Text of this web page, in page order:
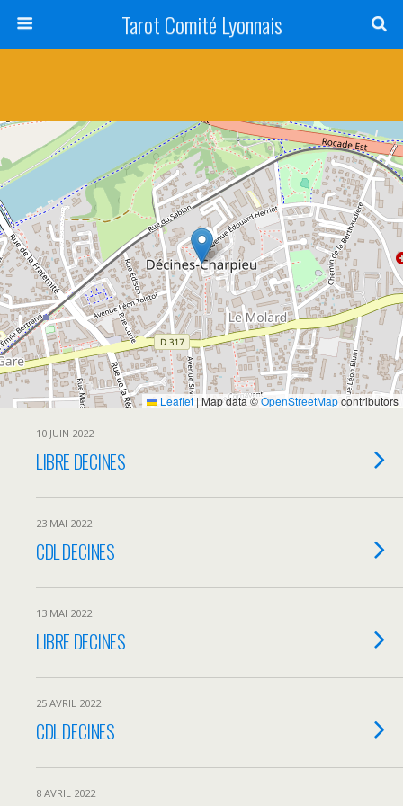
Tarot Comité Lyonnais
Leaflet | Map data ©OpenStreetMapcontributors
10 JUIN 2022
LIBRE DECINES
23 MAI 2022
CDL DECINES
13 MAI 2022
LIBRE DECINES
25 AVRIL 2022
CDL DECINES
8 AVRIL 2022